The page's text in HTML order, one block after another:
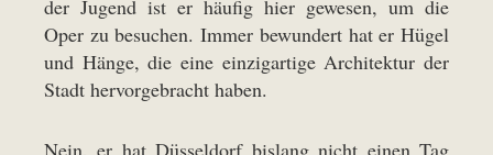
der Jugend ist er häufig hier gewesen, um die
Oper zu besuchen. Immer bewundert hat er Hügel
und Hänge, die eine einzigartige Architektur der
Stadt hervorgebracht haben.